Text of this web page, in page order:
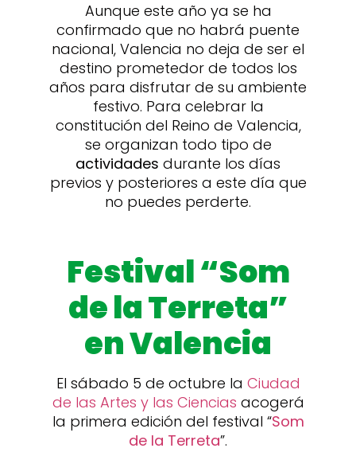
Aunque este año ya se ha
confirmado que no habrá puente
nacional, Valencia no deja de ser el
destino prometedor de todos los
años para disfrutar de su ambiente
festivo. Para celebrar la
constitución del Reino de Valencia,
se organizan todo tipo de
actividades durante los días
previos y posteriores a este día que
no puedes perderte.
Festival “Som
de la Terreta”
en Valencia
El sábado 5 de octubre la Ciudad
de las Artes y las Ciencias acogerá
la primera edición del festival “Som
de la Terreta”.